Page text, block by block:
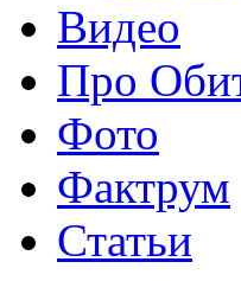
Видео
Про
Фото
Фактрум
Статьи